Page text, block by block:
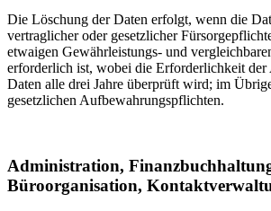
Die Löschung der Daten erfolgt, wenn die
vertraglicher oder gesetzlicher
etwaigen Gewährleistungs- und
erforderlich ist, wobei die Erforderlichkeit
Daten alle drei Jahre überprüft wird; im
gesetzlichen Aufbewahrungspflichten.
Administration,
Büroorganisation,